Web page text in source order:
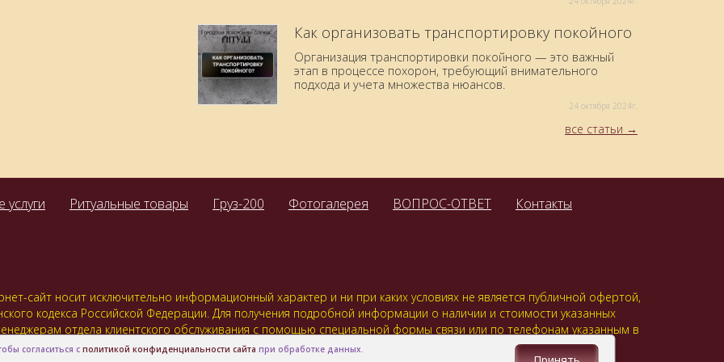
Как организовать транспортировку покойного
Организация транспортировки покойного — это важный
этап в процессе похорон, требующий внимательного
подхода и учета множества нюансов.
24 октября 2024г.
все статьи
услуги Ритуальные товары Груз-200 Фотогалерея ВОПРОС-ОТВЕТ Контакты
сайт носит исключительно информационный характер и ни при каких условиях не является публичной офертой,
кодекса Российской Федерации. Для получения подробной информации о наличии и стоимости указанных
отдела клиентского обслуживания с помощью специальной формы связи или по телефонам указанным в
или регистрацией, Вы соглашаетесь с тем что мы будем хранить указанную Вами, Вашу персональную
согласиться сполитикой конфиденциальности сайта при обработке данных.